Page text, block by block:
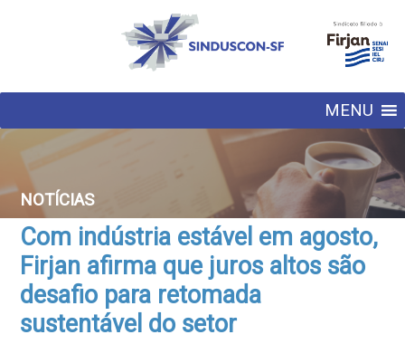
MENU
NOTÍCIAS
Com indústria estável em agosto,
Firjan afirma que juros altos são
desafio para retomada
sustentável do setor